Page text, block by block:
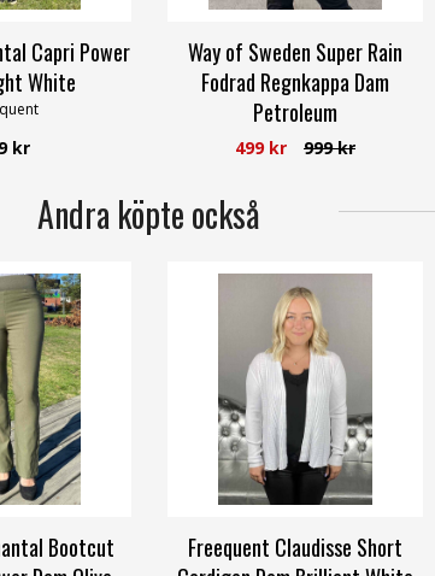
Capri Power
White
kr
Way of Sweden Super Rain
Fodrad Regnkappa Dam
Petroleum
Way of Sweden
499 kr 999 kr
Andra köpte också
Bootcut
Freequent Claudisse Short